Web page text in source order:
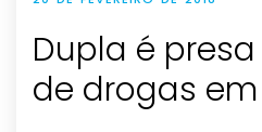
Dupla é
de drogas